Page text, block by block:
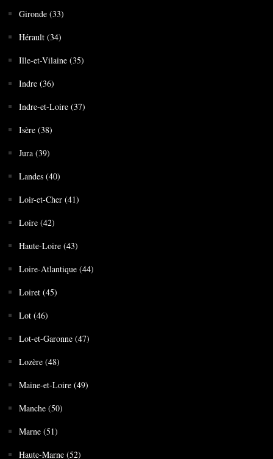
Gironde (33)
Hérault (34)
Ille-et-Vilaine (35)
Indre (36)
Indre-et-Loire (37)
Isère (38)
Jura (39)
Landes (40)
Loir-et-Cher (41)
Loire (42)
Haute-Loire (43)
Loire-Atlantique (44)
Loiret (45)
Lot (46)
Lot-et-Garonne (47)
Lozère (48)
Maine-et-Loire (49)
Manche (50)
Marne (51)
Haute-Marne (52)